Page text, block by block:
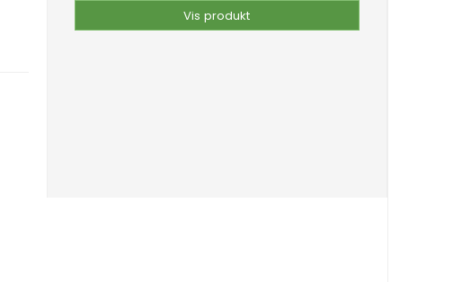
Vis produkt